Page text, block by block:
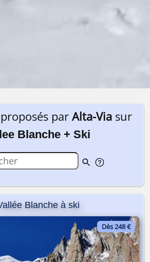
par Alta-Via sur
Blanche + Ski
Blanche à ski
Dès 248 €